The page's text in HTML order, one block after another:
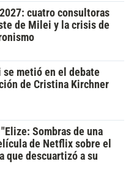
cuatro consultoras
de Milei y la crisis de
metió en el debate
de Cristina Kirchner
Sombras de una
de Netflix sobre el
que descuartizó a su